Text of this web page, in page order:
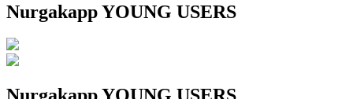
Nurgakapp YOUNG USERS